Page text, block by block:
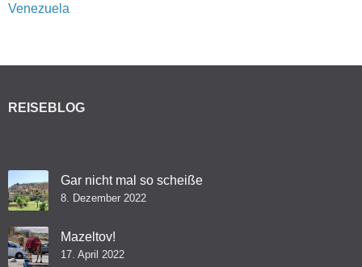
Venezuela
REISEBLOG
Gar nicht mal so scheiße
8. Dezember 2022
Mazeltov!
17. April 2022